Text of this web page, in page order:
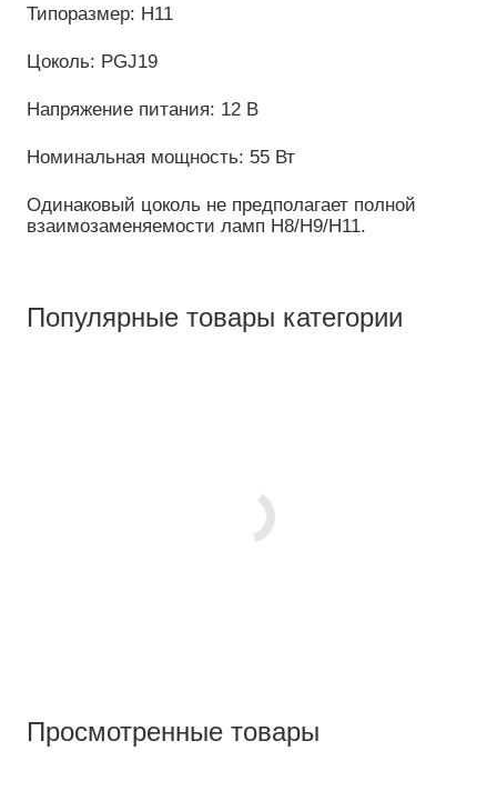
Типоразмер: H11
Цоколь: PGJ19
Напряжение питания: 12 В
Номинальная мощность: 55 Вт
Одинаковый цоколь не предполагает полной
взаимозаменяемости ламп Н8/Н9/Н11.
Популярные товары категории
Просмотренные товары